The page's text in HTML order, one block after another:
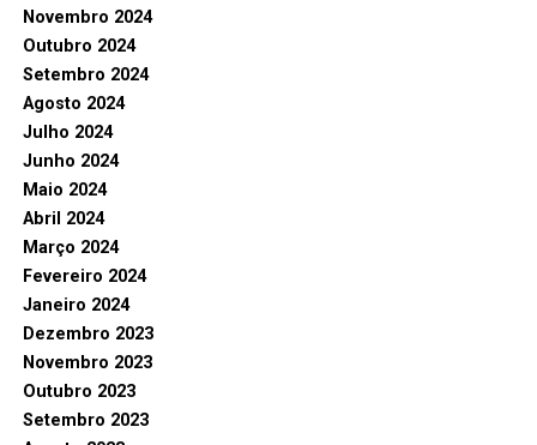
Novembro 2024
Outubro 2024
Setembro 2024
Agosto 2024
Julho 2024
Junho 2024
Maio 2024
Abril 2024
Março 2024
Fevereiro 2024
Janeiro 2024
Dezembro 2023
Novembro 2023
Outubro 2023
Setembro 2023